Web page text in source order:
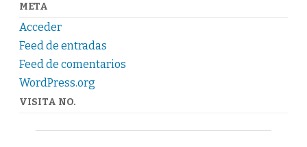
que
no
callen
las
injusticias
META
Acceder
Feed de entradas
Feed de comentarios
WordPress.org
VISITA NO.